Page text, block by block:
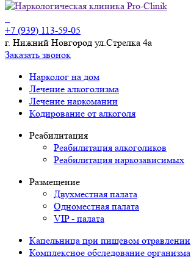
+7 (939) 113-59-05
г. Нижний Новгород ул.Стрелка 4а
Заказать звонок
Нарколог на дом
Лечение алкоголизма
Лечение наркомании
Кодирование от алкоголя
Реабилитация
Реабилитация алкоголиков
Реабилитация наркозависимых
Размещение
Двухместная палата
Одноместная палата
VIP - палата
Капельница при пищевом отравлении
Комплексное обследование организма